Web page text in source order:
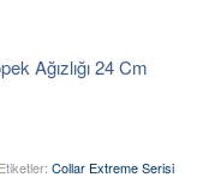
Ağızlığı 24 Cm
Etiketler: Collar Extreme Serisi